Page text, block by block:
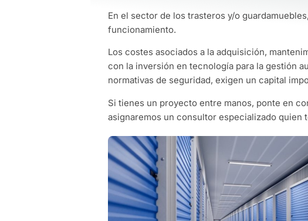
En el sector de los trasteros y/o
funcionamiento.
Los costes asociados a la adquisición,
con la inversión en tecnología para la gestión
normativas de seguridad, exigen un capital
Si tienes un proyecto entre manos, ponte en
asignaremos un consultor especializado quien